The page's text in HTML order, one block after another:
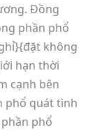
Đồng
phần phổ
không
hạn thời
cạnh bên
phổ quát tình
phổ